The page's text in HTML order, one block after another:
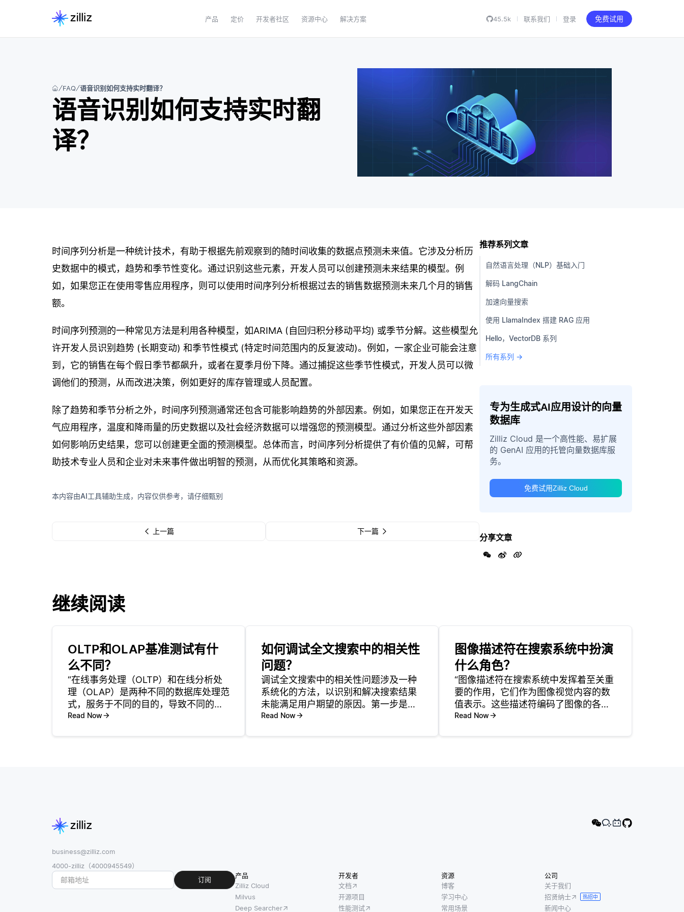
产品 定价 开发者社区 资源中心 解决方案 45.5k 联系我们 登录 免费试用
FAQ 语音识别如何支持实时翻译？
语音识别如何支持实时翻
译？
时间序列分析是一种统计技术，有助于根据先前观察到的随时间收集的数据点预测未来值。它涉及分析历
史数据中的模式，趋势和季节性变化。通过识别这些元素，开发人员可以创建预测未来结果的模型。例
如，如果您正在使用零售应用程序，则可以使用时间序列分析根据过去的销售数据预测未来几个月的销售
额。
时间序列预测的一种常见方法是利用各种模型，如ARIMA (自回归积分移动平均) 或季节分解。这些模型允
许开发人员识别趋势 (长期变动) 和季节性模式 (特定时间范围内的反复波动)。例如，一家企业可能会注意
到，它的销售在每个假日季节都飙升，或者在夏季月份下降。通过捕捉这些季节性模式，开发人员可以微
调他们的预测，从而改进决策，例如更好的库存管理或人员配置。
除了趋势和季节分析之外，时间序列预测通常还包含可能影响趋势的外部因素。例如，如果您正在开发天
气应用程序，温度和降雨量的历史数据以及社会经济数据可以增强您的预测模型。通过分析这些外部因素
如何影响历史结果，您可以创建更全面的预测模型。总体而言，时间序列分析提供了有价值的见解，可帮
助技术专业人员和企业对未来事件做出明智的预测，从而优化其策略和资源。
本内容由AI工具辅助生成，内容仅供参考，请仔细甄别
上一篇 下一篇
推荐系列文章
自然语言处理（NLP）基础入门
解码 LangChain
加速向量搜索
使用 LlamaIndex 搭建 RAG 应用
Hello，VectorDB 系列
所有系列 →
专为生成式AI应用设计的向量
数据库
Zilliz Cloud 是一个高性能、易扩展
的 GenAI 应用的托管向量数据库服
务。
免费试用Zilliz Cloud
分享文章
继续阅读
OLTP和OLAP基准测试有什
么不同？
“在线事务处理（OLTP）和在线分析处
理（OLAP）是两种不同的数据库处理范
式，服务于不同的目的，导致不同的基
准测试。OLTP专注于管理和执行大量短
Read Now
如何调试全文搜索中的相关性
问题？
调试全文搜索中的相关性问题涉及一种
系统化的方法，以识别和解决搜索结果
未能满足用户期望的原因。第一步是分
析搜索查询与预期结果之间的关系。这
Read Now
图像描述符在搜索系统中扮演
什么角色？
“图像描述符在搜索系统中发挥着至关重
要的作用，它们作为图像视觉内容的数
值表示。这些描述符编码了图像的各种
特征，如颜色、纹理、形状和空间方
Read Now
business@zilliz.com
4000-zilliz（4000945549）
订阅
产品
Zilliz Cloud
Milvus
Deep Searcher
开发者
文档
开源项目
性能测试
资源
博客
学习中心
常用场景
公司
关于我们
招贤纳士
热招中
新闻中心